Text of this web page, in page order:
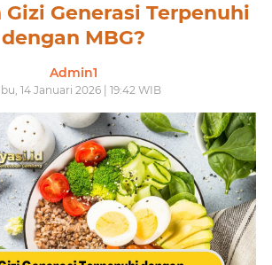
Generasi Terpenuhi
dengan MBG?
Admin1
14 Januari 2026 | 19:42 WIB